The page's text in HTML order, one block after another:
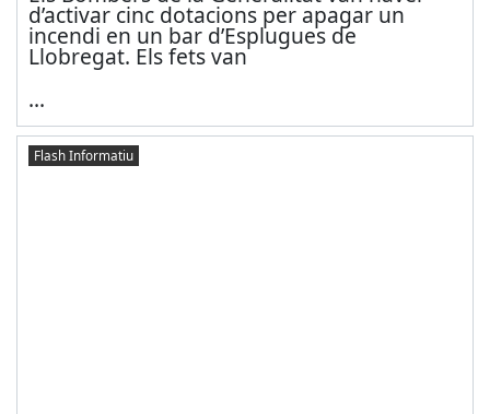
d’activar cinc dotacions per apagar un
incendi en un bar d’Esplugues de
Llobregat. Els fets van
...
Flash Informatiu